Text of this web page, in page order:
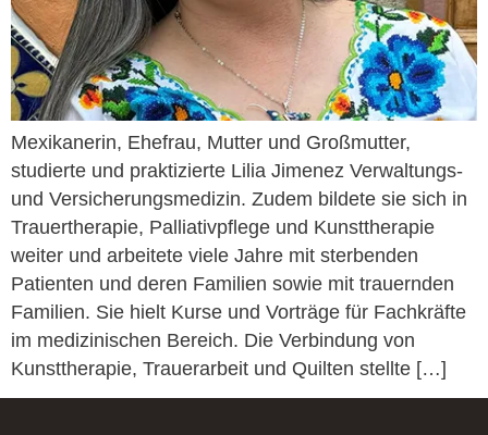
Mexikanerin, Ehefrau, Mutter und Großmutter,
studierte und praktizierte Lilia Jimenez Verwaltungs-
und Versicherungsmedizin. Zudem bildete sie sich in
Trauertherapie, Palliativpflege und Kunsttherapie
weiter und arbeitete viele Jahre mit sterbenden
Patienten und deren Familien sowie mit trauernden
Familien. Sie hielt Kurse und Vorträge für Fachkräfte
im medizinischen Bereich. Die Verbindung von
Kunsttherapie, Trauerarbeit und Quilten stellte […]